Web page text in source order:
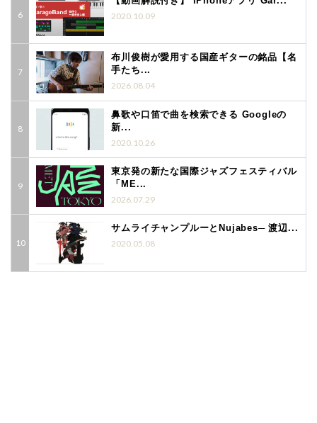
2020.10.09
布川俊樹が愛用する国産ギターの銘品【名
手たち...
2026.08.04
鼻歌や口笛で曲を検索できる Googleの
新...
2020.10.26
東京発の新たな国際ジャズフェスティバル
「ME...
2026.07.29
サムライチャンプルーとNujabes─ 渡辺...
2020.05.08